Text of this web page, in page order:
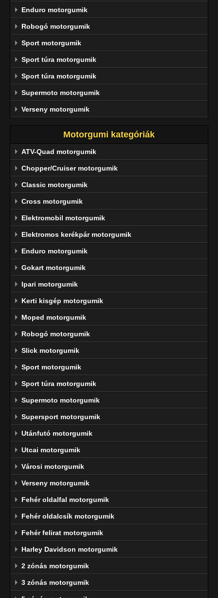
Enduro motorgumik
Robogó motorgumik
Sport motorgumik
Sport túra motorgumik
Sport túra motorgumik
Supermoto motorgumik
Verseny motorgumik
Motorgumi kategóriák
ATV-Quad motorgumik
Chopper/Cruiser motorgumik
Classic motorgumik
Cross motorgumik
Elektromobil motorgumik
Elektromos kerékpár motorgumik
Enduro motorgumik
Gokart motorgumik
Ipari motorgumik
Kerti kisgép motorgumik
Moped motorgumik
Robogó motorgumik
Slick motorgumik
Sport motorgumik
Sport túra motorgumik
Supermoto motorgumik
Supersport motorgumik
Utánfutó motorgumik
Utcai motorgumik
Városi motorgumik
Verseny motorgumik
Fehér oldalfal motorgumik
Fehér oldalcsík motorgumik
Fehér felirat motorgumik
Harley Davidson motorgumik
2 zónás motorgumik
3 zónás motorgumik